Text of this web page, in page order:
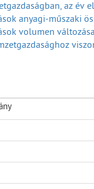
az év
anyagi-műszaki
volumen
árbevételhez
érték, folyó áron
technológiai
technológiai
technológiai
technológiai
technológiai